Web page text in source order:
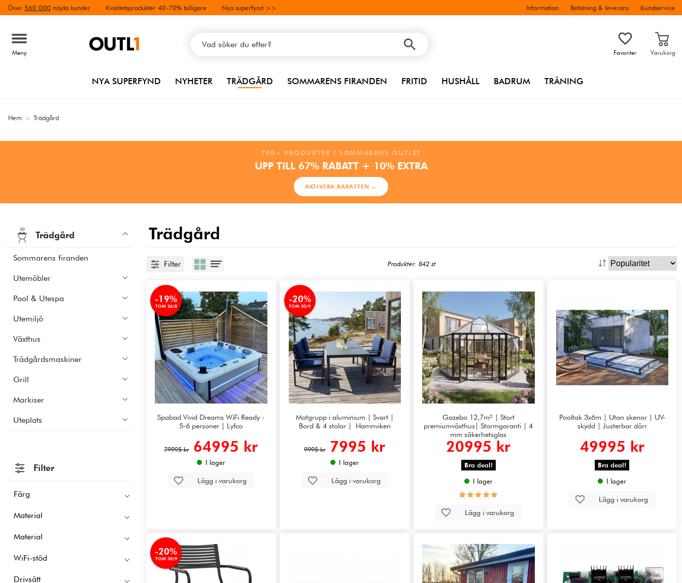
Över 560 000 nöjda kunder Kvalitetsprodukter 40-70% billigare Nya superfynd >> Information Betalning & leverans Kundservice
Meny Favoriter Varukorg
NYA SUPERFYND NYHETER TRÄDGÅRD SOMMARENS FIRANDEN FRITID HUSHÅLL BADRUM TRÄNING
Hem > Trädgård
700+ PRODUKTER I SOMMARENS OUTLET
UPP TILL 67% RABATT + 10% EXTRA
AKTIVERA RABATTEN →
Trädgård
Trädgård
Sommarens firanden
Utemöbler
Pool & Utespa
Utemiljö
Växthus
Trädgårdsmaskiner
Grill
Markiser
Uteplats
Filter
Färg
Material
Material
WiFi-stöd
Drivsätt
Filter Produkter: 842 st
-19%
TOM 26/8
Spabad Vivid Dreams WiFi Ready -
5-6 personer | Lyfco
79995 kr 64995 kr
I lager
Lägg i varukorg
-20%
TOM 30/9
Matgrupp i aluminium | Svart |
Bord & 4 stolar | Hamnviken
9995 kr 7995 kr
I lager
Lägg i varukorg
Gazebo 12,7m² | Stort
premiumväxthus| Stormgaranti | 4
mm säkerhetsglas
20995 kr
Bra deal!
I lager
Lägg i varukorg
Pooltak 3x6m | Utan skenor | UV-
skydd | Justerbar dörr
49995 kr
Bra deal!
I lager
Lägg i varukorg
-20%
TOM 30/9